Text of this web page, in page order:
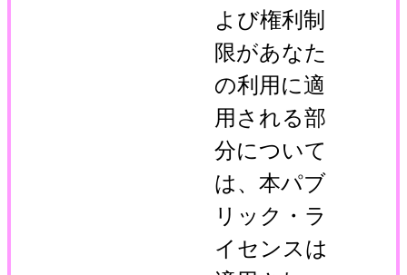
よび権利制
限があなた
の利用に適
用される部
分について
は、本パブ
リック・ラ
イセンスは